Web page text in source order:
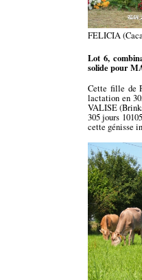
FELICIA
Lot 6,
solide pour
Cette fille de
lactation en
VALISE
305 jours
cette génisse